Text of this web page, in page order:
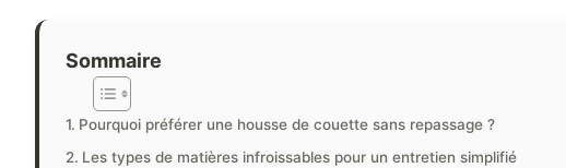
Sommaire
Pourquoi préférer une housse de couette sans repassage ?
Les types de matières infroissables pour un entretien simplifié